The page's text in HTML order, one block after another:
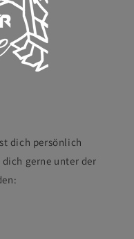
dich persönlich
gerne unter der